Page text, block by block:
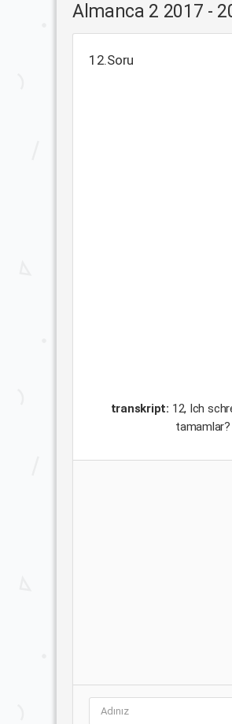
Almanca 2 2017 -
12.Soru
transkript: 12, Ich
tamamlar?